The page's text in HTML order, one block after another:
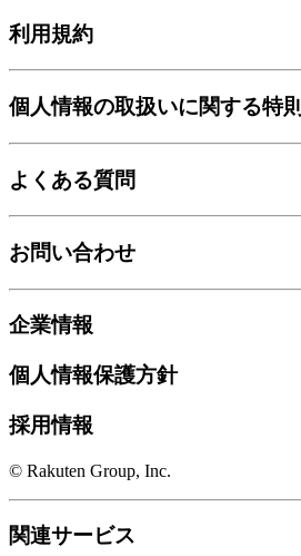
利用規約
個人情報の取扱いに関する特則
よくある質問
お問い合わせ
企業情報
個人情報保護方針
採用情報
© Rakuten Group, Inc.
関連サービス